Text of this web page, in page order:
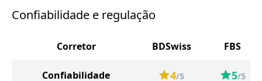
Confiabilidade e regulação
Corretor BDSwiss FBS
Confiabilidade 4/5 5/5